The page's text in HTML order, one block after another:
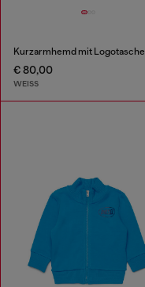
Kurzarmhemd mit Logotasche
€ 80,00
WEISS